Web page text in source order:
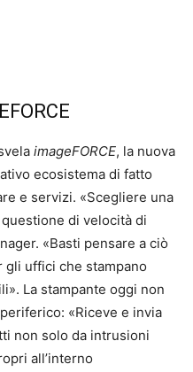
imageFORCE, la nuova
ecosistema di fatto
e servizi. «Scegliere una
di velocità di
«Basti pensare a ciò
gli uffici che stampano
La stampante oggi non
«Riceve e invia
non solo da intrusioni
all’interno